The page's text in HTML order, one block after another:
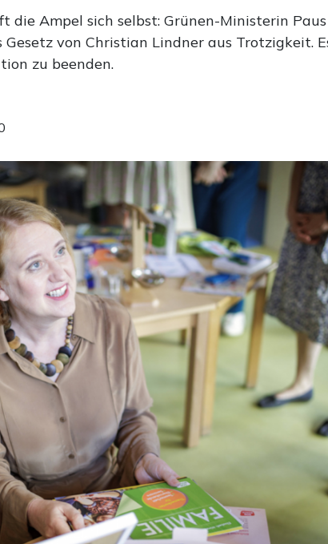
die Ampel sich selbst: Grünen-Ministerin Paus
von Christian Lindner aus Trotzigkeit.
zu beenden.